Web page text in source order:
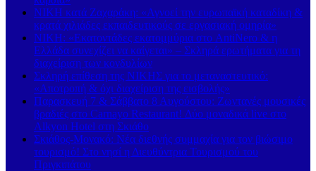
ΝΙΚΗ κατά Ζαχαράκη: «Αγνοεί την ευρωπαϊκή καταδίκη &
κρατά χιλιάδες εκπαιδευτικούς σε εργασιακή ομηρία»
ΝΙΚΗ: «Εκατοντάδες εκατομμύρια στο AntiNero & η
Ελλάδα συνεχίζει να καίγεται» – Σκληρά ερωτήματα για τη
διαχείριση των κονδυλίων
Σκληρή επίθεση της ΝΙΚΗΣ για το μεταναστευτικό:
«Αποτροπή & όχι διαχείριση της εισβολής»
Παρασκευή 7 & Σάββατο 8 Αυγούστου: Ζωντανές μουσικές
βραδιές στο Carnayo Restaurant! Δύο μοναδικά live στο
Alkyon Hotel στη Σκιάθο
Σκιάθος-Μονακό: Νέα διεθνής συμμαχία για τον βιώσιμο
τουρισμό! Στο νησί η Διευθύντρια Τουρισμού του
Πριγκιπάτου